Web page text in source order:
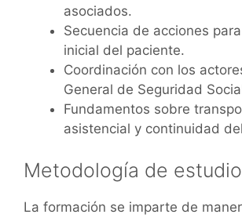
asociados.
Secuencia de acciones
inicial del paciente.
Coordinación con los
General de Seguridad
Fundamentos sobre
asistencial y continuidad
Metodología de estudio
La formación se imparte de